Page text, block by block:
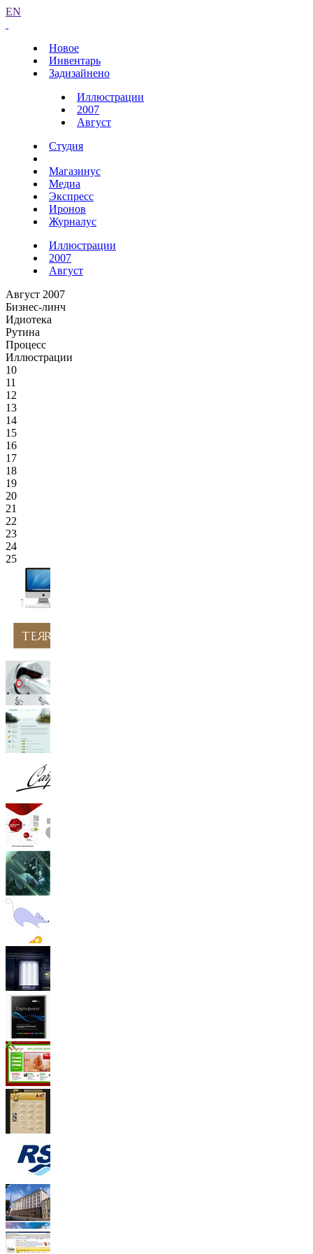
EN
Новое
Инвентарь
Задизайнено
Иллюстрации
2007
Август
Студия
Магазинус
Медиа
Экспресс
Иронов
Журналус
Иллюстрации
2007
Август
Август 2007
Бизнес-линч
Идиотека
Рутина
Процесс
Иллюстрации
10
11
12
13
14
15
16
17
18
19
20
21
22
23
24
25